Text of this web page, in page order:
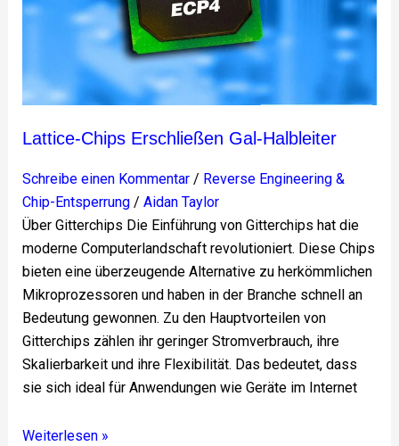
Lattice-Chips Erschließen Gal-Halbleiter
Schreibe einen Kommentar / Reverse Engineering &
Chip-Entsperrung/ Aidan Taylor
Über Gitterchips Die Einführung von Gitterchips hat die
moderne Computerlandschaft revolutioniert. Diese Chips
bieten eine überzeugende Alternative zu herkömmlichen
Mikroprozessoren und haben in der Branche schnell an
Bedeutung gewonnen. Zu den Hauptvorteilen von
Gitterchips zählen ihr geringer Stromverbrauch, ihre
Skalierbarkeit und ihre Flexibilität. Das bedeutet, dass
sie sich ideal für Anwendungen wie Geräte im Internet
Weiterlesen »